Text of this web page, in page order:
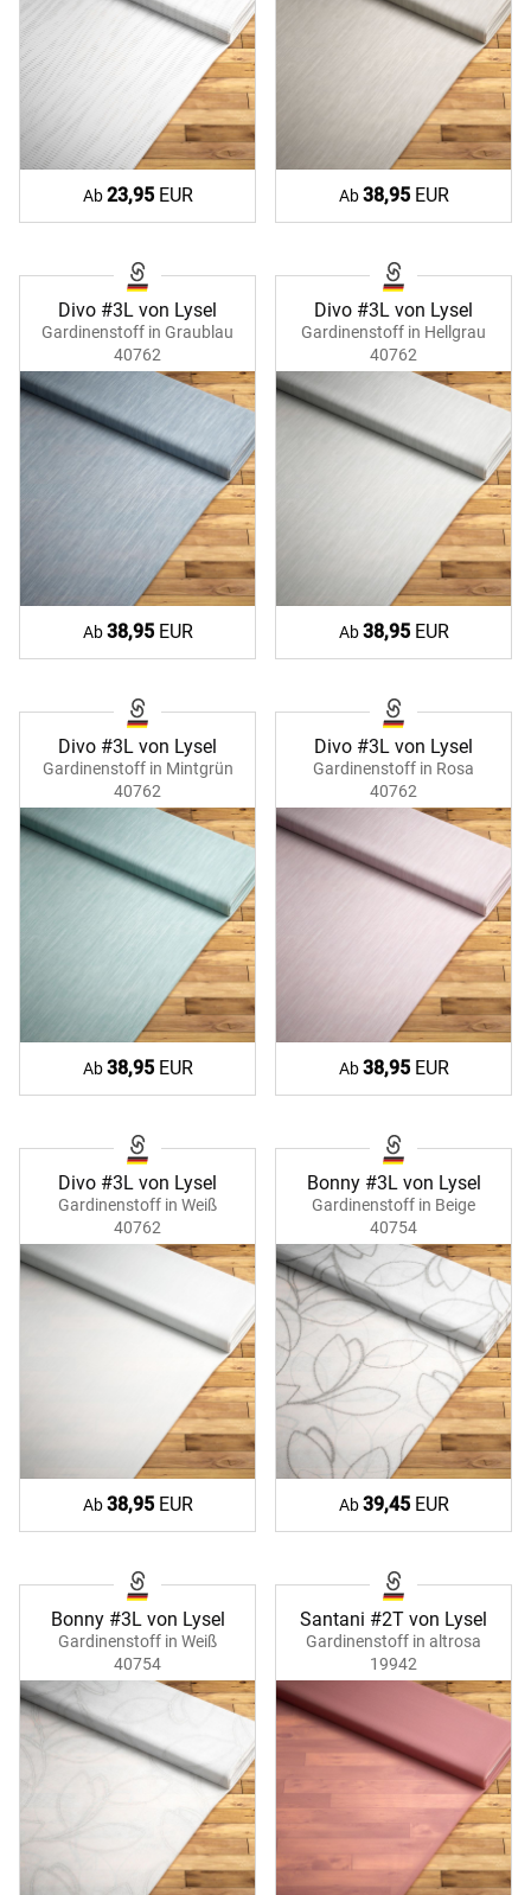
Ab23,95EUR Ab38,95EUR
Divo #3L von Lysel
Gardinenstoff in Graublau
40762
Ab38,95EUR
Divo #3L von Lysel
Gardinenstoff in Hellgrau
40762
Ab38,95EUR
Divo #3L von Lysel
Gardinenstoff in Mintgrün
40762
Ab38,95EUR
Divo #3L von Lysel
Gardinenstoff in Rosa
40762
Ab38,95EUR
Divo #3L von Lysel
Gardinenstoff in Weiß
40762
Ab38,95EUR
Bonny #3L von Lysel
Gardinenstoff in Beige
40754
Ab39,45EUR
Bonny #3L von Lysel
Gardinenstoff in Weiß
40754
Santani #2T von Lysel
Gardinenstoff in altrosa
19942